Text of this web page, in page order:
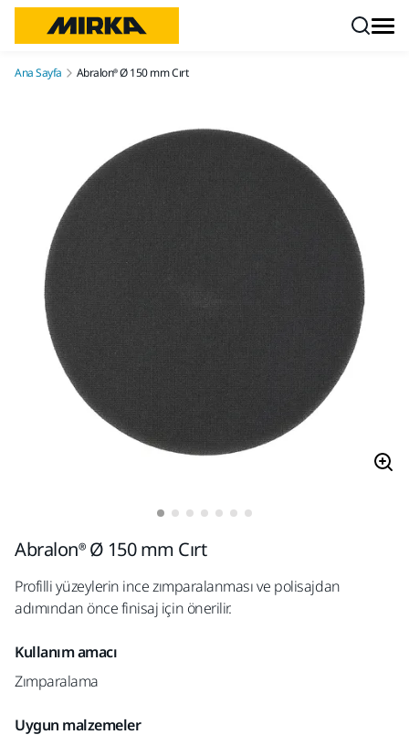
Ana Sayfa Abralon® Ø 150 mm Cırt
Abralon® Ø 150 mm Cırt
Profilli yüzeylerin ince zımparalanması ve polisajdan
adımından önce finisaj için önerilir.
Kullanım amacı
Zımparalama
Uygun malzemeler